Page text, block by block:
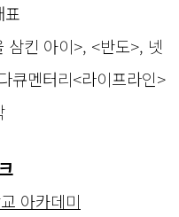
표
삼킨 아이>, <반도>, 넷
큐멘터리<라이프라인>
아카데미